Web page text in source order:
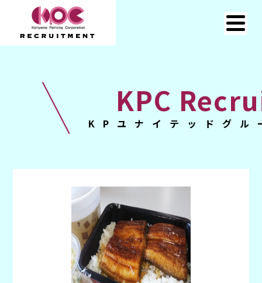
KPC
KPユナイテッドグル